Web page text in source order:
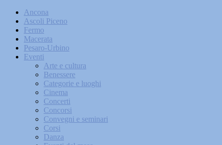
Ancona
Ascoli Piceno
Fermo
Macerata
Pesaro-Urbino
Eventi
Arte e cultura
Benessere
Categorie e luoghi
Cinema
Concerti
Concorsi
Convegni e seminari
Corsi
Danza